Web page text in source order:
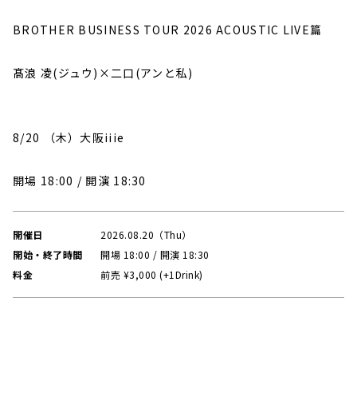
BROTHER BUSINESS TOUR 2026 ACOUSTIC LIVE篇
髙浪 凌(ジュウ)×二口(アンと私)
8/20 （木）大阪iiie
開場 18:00 / 開演 18:30
開催日
2026.08.20（Thu）
開始・終了時間
開場 18:00 / 開演 18:30
料金
前売 ¥3,000 (+1Drink)